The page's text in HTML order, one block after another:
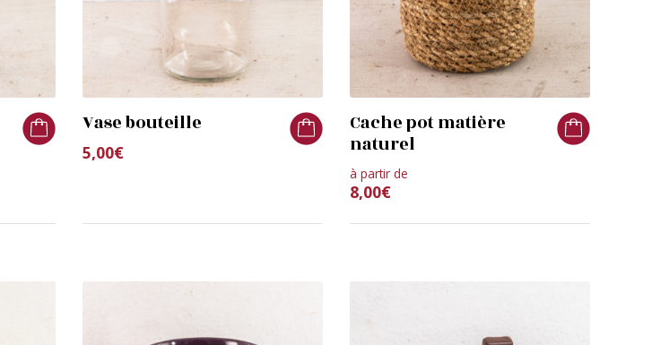
Vase bouteille
5,00€
Cache pot matière
naturel
à partir de
8,00€